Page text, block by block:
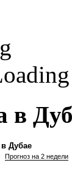
в
в Дубае
Прогноз на 2 недели